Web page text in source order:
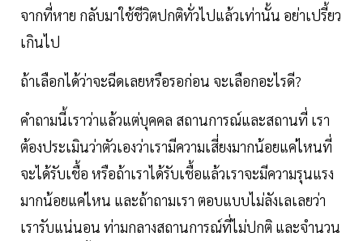
จากที่หาย กลับมาใช้ชีวิตปกติทั่วไปแล้วเท่านั้น อย่าเปรี้ยว
เกินไป
ถ้าเลือกได้ว่าจะฉีดเลยหรือรอก่อน จะเลือกอะไรดี?
คำถามนี้เราว่าแล้วแต่บุคคล สถานการณ์และสถานที่ เรา
ต้องประเมินว่าตัวเองว่าเรามีความเสี่ยงมากน้อยแค่ไหนที่
จะได้รับเชื้อ หรือถ้าเราได้รับเชื้อแล้วเราจะมีความรุนแรง
มากน้อยแค่ไหน และถ้าถามเรา ตอบแบบไม่ลังเลเลยว่า
เรารับแน่นอน ท่ามกลางสถานการณ์ที่ไม่ปกติ และจำนวน